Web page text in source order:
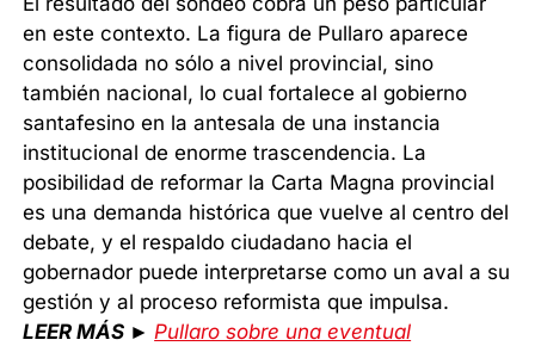
en este contexto. La figura de Pullaro aparece
consolidada no sólo a nivel provincial, sino
también nacional, lo cual fortalece al gobierno
santafesino en la antesala de una instancia
institucional de enorme trascendencia. La
posibilidad de reformar la Carta Magna provincial
es una demanda histórica que vuelve al centro del
debate, y el respaldo ciudadano hacia el
gobernador puede interpretarse como un aval a su
gestión y al proceso reformista que impulsa.
LEER MÁS ►Pullaro sobre una eventual